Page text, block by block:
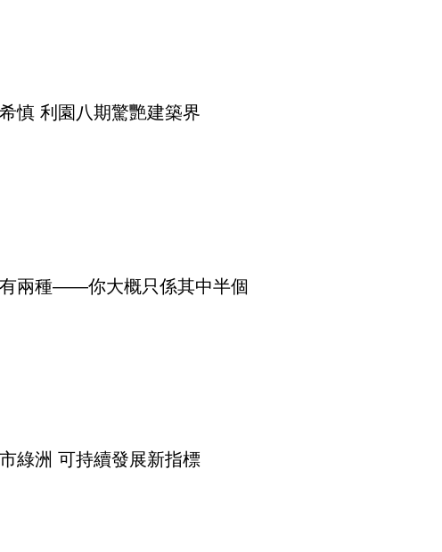
慎 利園八期驚艷建築界
兩種——你大概只係其中半個
綠洲 可持續發展新指標